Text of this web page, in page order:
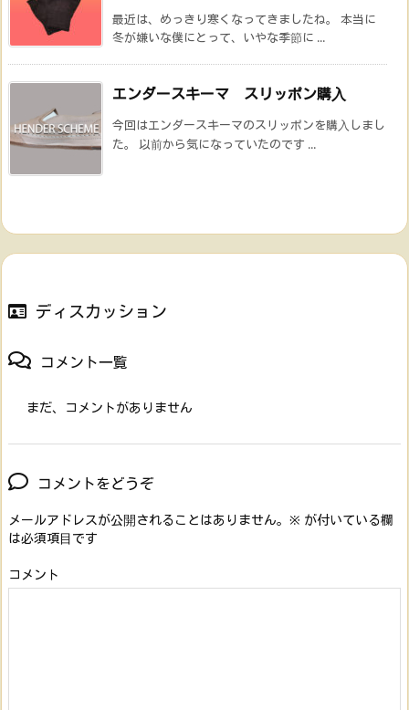
最近は、めっきり寒くなってきましたね。 本当に
冬が嫌いな僕にとって、いやな季節に ...
エンダースキーマ スリッポン購入
今回はエンダースキーマのスリッポンを購入しまし
た。 以前から気になっていたのです ...
ディスカッション
コメント一覧
まだ、コメントがありません
コメントをどうぞ
メールアドレスが公開されることはありません。 ※ が付いている欄
は必須項目です
コメント